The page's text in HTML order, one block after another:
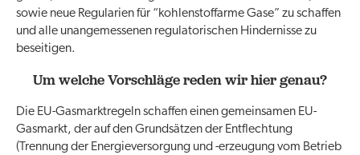
sowie neue Regularien für “kohlenstoffarme Gase” zu schaffen
und alle unangemessenen regulatorischen Hindernisse zu
beseitigen.
Um welche Vorschläge reden wir hier genau?
Die EU-Gasmarktregeln schaffen einen gemeinsamen EU-
Gasmarkt, der auf den Grundsätzen der Entflechtung
(Trennung der Energieversorgung und -erzeugung vom Betrieb